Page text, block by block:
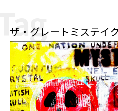
ザ・グレートミステイ